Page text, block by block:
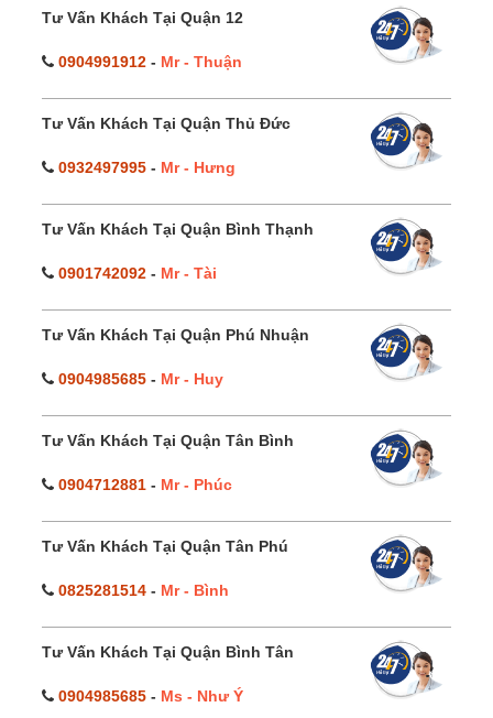
Tư Vấn Khách Tại Quận 12
0904991912 - Mr - Thuận
Tư Vấn Khách Tại Quận Thủ Đức
0932497995 - Mr - Hưng
Tư Vấn Khách Tại Quận Bình Thạnh
0901742092 - Mr - Tài
Tư Vấn Khách Tại Quận Phú Nhuận
0904985685 - Mr - Huy
Tư Vấn Khách Tại Quận Tân Bình
0904712881 - Mr - Phúc
Tư Vấn Khách Tại Quận Tân Phú
0825281514 - Mr - Bình
Tư Vấn Khách Tại Quận Bình Tân
0904985685 - Ms - Như Ý